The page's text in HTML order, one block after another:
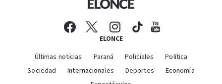
ELONCE
Últimas noticias Paraná Policiales
Política
Sociedad
Internacionales Deportes
Economía